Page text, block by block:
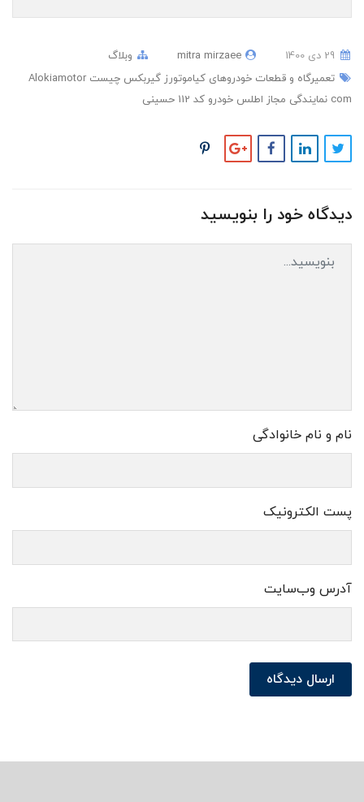
mitra mirzaee
وبلاگ
تعمیرگاه و قطعات خودروهای کیاموتورز گیربکس چیست Alokiamotor
com نمایندگی مجاز اطلس خودرو کد 112 حسینی
دیدگاه خود را بنویسید
نام و نام خانوادگی
پست الکترونیک
آدرس وب‌سایت
ارسال دیدگاه